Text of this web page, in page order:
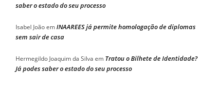
saber o estado do seu processo
Isabel JoãoemINAAREES já permite homologação de diplomas
sem sair de casa
Hermegildo Joaquim da Silva em Tratou o Bilhete de Identidade?
Já podes saber o estado do seu processo